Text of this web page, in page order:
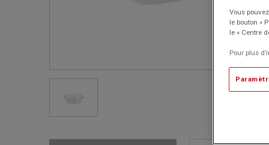
Vous
le bouton «
le « Centre
Pour plus